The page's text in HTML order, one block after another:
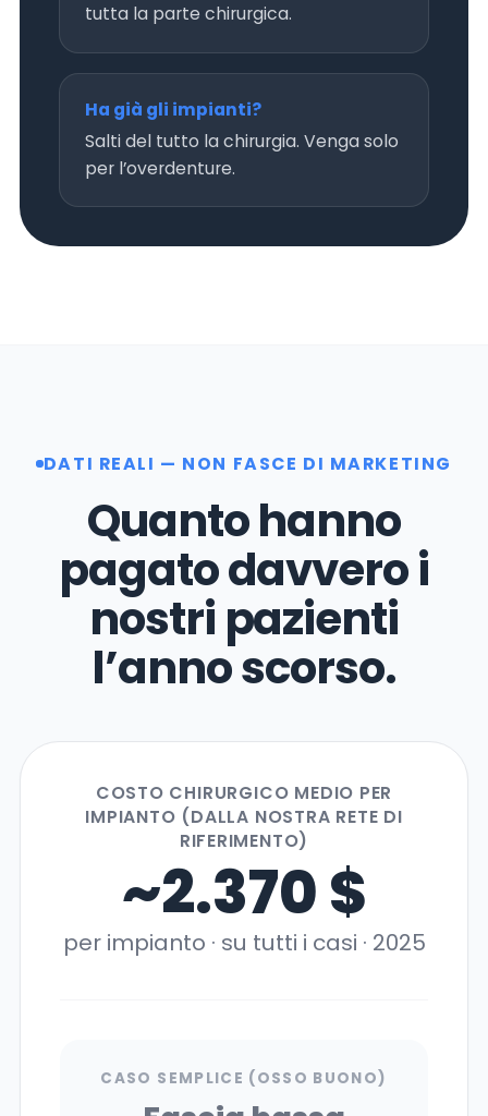
tutta la parte chirurgica.
Ha già gli impianti?
Salti del tutto la chirurgia. Venga solo
per l’overdenture.
DATI REALI — NON FASCE DI MARKETING
Quanto hanno
pagato davvero i
nostri pazienti
l’anno scorso.
COSTO CHIRURGICO MEDIO PER
IMPIANTO (DALLA NOSTRA RETE DI
RIFERIMENTO)
~2.370 $
per impianto · su tutti i casi · 2025
CASO SEMPLICE (OSSO BUONO)